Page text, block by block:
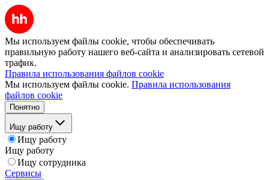
Мы используем файлы cookie, чтобы обеспечивать
правильную работу нашего веб-сайта и анализировать сетевой
трафик.
Правила использования файлов cookie
Мы используем файлы cookie. Правила использования
файлов cookie
Понятно
Ищу работу
Ищу работу
Ищу работу
Ищу сотрудника
Сервисы